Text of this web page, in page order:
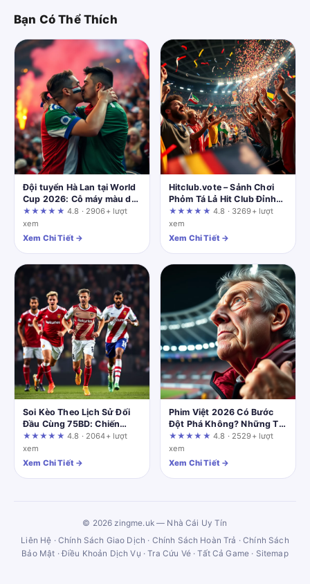
Bạn Có Thể Thích
Đội tuyển Hà Lan tại World
Cup 2026: Cỗ máy màu da
cam đã sẵn sàng bùng nổ?
★★★★★ 4.8 · 2906+ lượt
xem
Xem Chi Tiết →
Hitclub.vote – Sảnh Chơi
Phỏm Tá Lả Hit Club Đỉnh
Cao Nhất
★★★★★ 4.8 · 3269+ lượt
xem
Xem Chi Tiết →
Soi Kèo Theo Lịch Sử Đối
Đầu Cùng 75BD: Chiến
Thuật Dự Đoán Chính Xác
★★★★★ 4.8 · 2064+ lượt
xem
Xem Chi Tiết →
Phim Việt 2026 Có Bước
Đột Phá Không? Những Tín
Hiệu Đáng Chờ Đợi
★★★★★ 4.8 · 2529+ lượt
xem
Xem Chi Tiết →
© 2026 zingme.uk — Nhà Cái Uy Tín
Liên Hệ · Chính Sách Giao Dịch · Chính Sách Hoàn Trả ·Chính Sách
Bảo Mật ·Điều Khoản Dịch Vụ ·Tra Cứu Vé·Tất Cả Game · Sitemap